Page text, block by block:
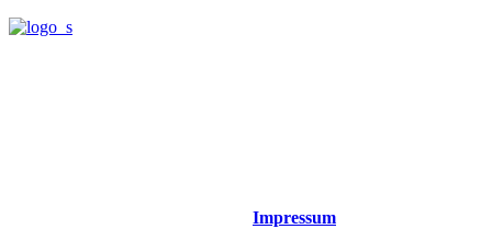
Impressum